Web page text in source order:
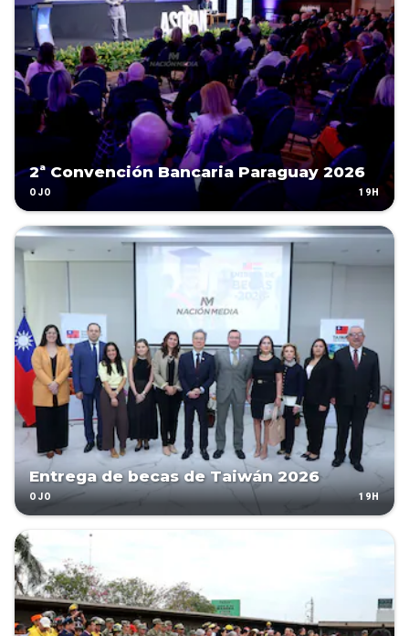
2ª Convención Bancaria Paraguay 2026
OJO 19H
Entrega de becas de Taiwán 2026
OJO 19H